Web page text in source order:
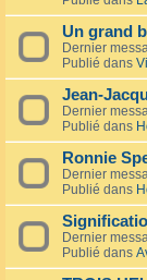
Un grand
Dernier
Publié dans
Jean-
Dernier
Publié dans
Ronnie
Dernier
Publié dans
Dernier
Publié dans